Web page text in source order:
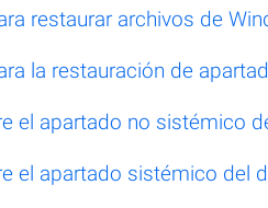
restaurar archivos de
la restauración de
el apartado no sistémico
el apartado sistémico del